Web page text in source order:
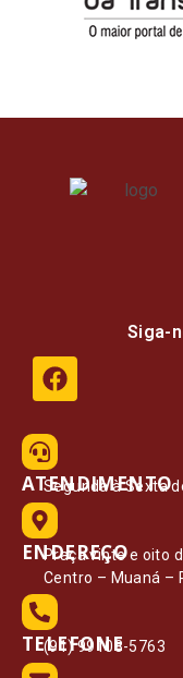
Siga-
ATENDIMENTO
Segunda à Sexta
ENDEREÇO
Praça vinte e oito
Centro – Muaná –
TELEFONE
(91) 99108-5763